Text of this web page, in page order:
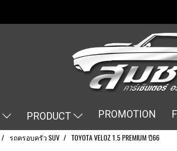
PRODUCT PROMOTION
รถครอบครัว SUV TOYOTA VELOZ 1.5 PREMIUM ปี66